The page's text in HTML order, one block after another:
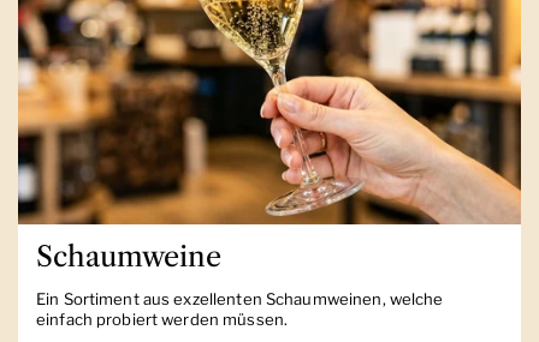
Schaumweine
Ein Sortiment aus exzellenten Schaumweinen, welche
einfach probiert werden müssen.